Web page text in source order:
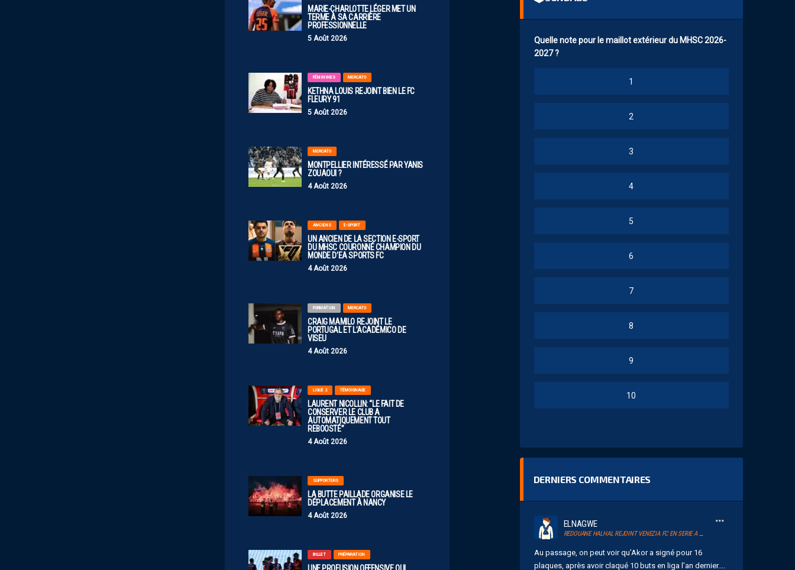
MARIE-CHARLOTTE LÉGER MET UN
TERME À SA CARRIÈRE
PROFESSIONNELLE
5 Août 2026
FÉMININES MERCATO
KETHNA LOUIS REJOINT BIEN LE FC
FLEURY 91
5 Août 2026
MERCATO
MONTPELLIER INTÉRESSÉ PAR YANIS
ZOUAOUI ?
4 Août 2026
ANCIENS E-SPORT
UN ANCIEN DE LA SECTION E-SPORT
DU MHSC COURONNÉ CHAMPION DU
MONDE D’EA SPORTS FC
4 Août 2026
FORMATION MERCATO
CRAIG MAMILO REJOINT LE
PORTUGAL ET L’ACADÉMICO DE
VISEU
4 Août 2026
LIGUE 2 TÉMOIGNAGE
LAURENT NICOLLIN: “LE FAIT DE
CONSERVER LE CLUB A
AUTOMATIQUEMENT TOUT
REBOOSTÉ”
4 Août 2026
SUPPORTERS
LA BUTTE PAILLADE ORGANISE LE
DÉPLACEMENT À NANCY
4 Août 2026
BILLET PRÉPARATION
Quelle note pour le maillot extérieur du MHSC 2026-
2027 ?
1
2
3
4
5
6
7
8
9
10
DERNIERS COMMENTAIRES
ELNAGWE
REDOUANE HALHAL REJOINT VENEZIA FC EN SERIE A ET RETROUVERA AKOR ADAMS
Au passage, on peut voir qu’Akor a signé pour 16
plaques, après avoir claqué 10 buts en liga l’an dernier....